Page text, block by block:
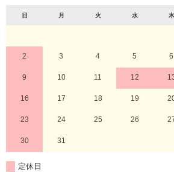
日 月 火 水 木
2 3 4 5 6
9 10 11 12
16 17 18 19
23 24 25 26
30 31
定休日